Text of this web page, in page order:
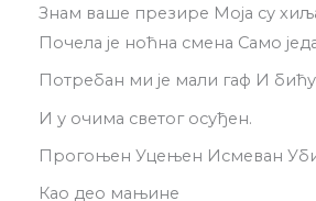
Знам ваше презире Моја су
Почела је ноћна смена Само
Потребан ми је мали гаф И
И у очима светог осуђен.
Прогоњен Уцењен Исмеван
Као део мањине